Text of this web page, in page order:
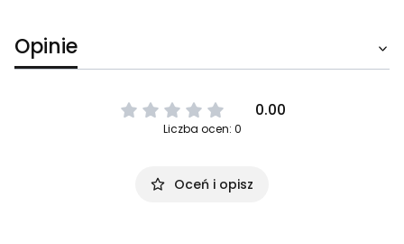
Opinie
0.00
Liczba ocen: 0
Oceń i opisz